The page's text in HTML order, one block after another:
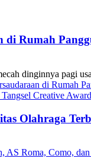
Rumah
dinginnya pagi usai
di Rumah
Creative
Olahraga
AS Roma, Como,